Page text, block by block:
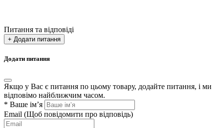
Питання та відповіді
+ Додати питання
Додати питання
Якщо у Вас є питання по цьому товару, додайте питання, і ми
відповімо найближчим часом.
* Ваше ім’я
Email (Щоб повідомити про відповідь)